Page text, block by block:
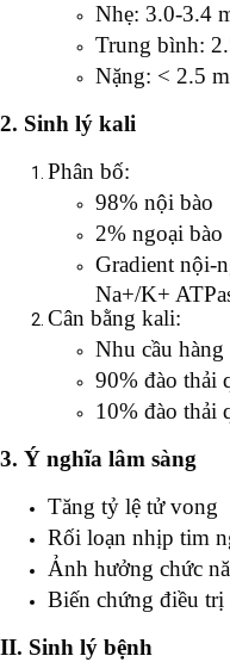
Nhẹ: 3.0-3.4
Trung bình:
Nặng: < 2.5
2. Sinh lý kali
Phân bố:
98% nội bào
2% ngoại bào
Gradient nội-
Na+/K+
Cân bằng kali:
Nhu cầu
90% đào thải
10% đào thải
3. Ý nghĩa lâm sàng
Tăng tỷ lệ tử vong
Rối loạn nhịp tim
Ảnh hưởng chức
Biến chứng điều trị
II. Sinh lý bệnh